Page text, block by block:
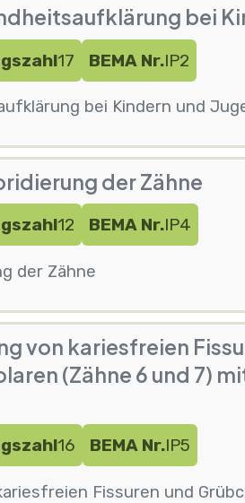
bei
17 BEMA Nr.IP2
bei Kindern und
der Zähne
12 BEMA Nr.IP4
der Zähne
von kariesfreien
(Zähne 6 und 7)
16 BEMA Nr.IP5
Fissuren und